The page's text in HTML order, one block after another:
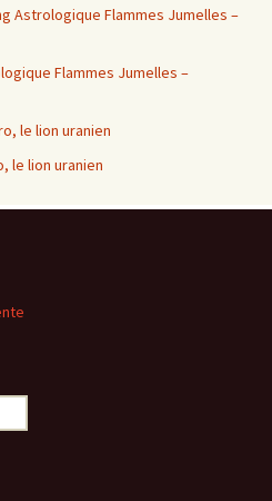
Astrologique Flammes Jumelles –
Flammes Jumelles –
le lion uranien
le lion uranien